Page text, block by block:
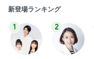
新登場ランキング
1 2